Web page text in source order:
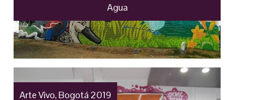
Agua
Arte Vivo, Bogotá 2019